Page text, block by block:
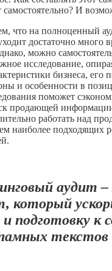
И
что на полноценный
достаточно много
можно
исследование,
бизнеса, его
и особенности в
поможет
продающей
работать над
наиболее подходящих
аудит
который
подготовку к
текстов